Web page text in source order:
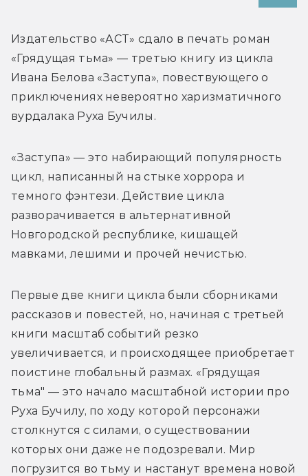
Издательство «АСТ» сдало в печать роман
«Грядущая тьма» — третью книгу из цикла
Ивана Белова «Заступа», повествующего о
приключениях невероятно харизматичного
вурдалака Руха Бучилы.
«Заступа» — это набирающий популярность
цикл, написанный на стыке хоррора и
темного фэнтези. Действие цикла
разворачивается в альтернативной
Новгородской республике, кишащей
мавками, лешими и прочей нечистью.
Первые две книги цикла были сборниками
рассказов и повестей, но, начиная с третьей
книги масштаб событий резко
увеличивается, и происходящее приобретает
поистине глобальный размах. «Грядущая
тьма" — это начало масштабной истории про
Руха Бучилу, по ходу которой персонажи
столкнутся с силами, о существовании
которых они даже не подозревали. Мир
погрузится во тьму и настанут времена новой